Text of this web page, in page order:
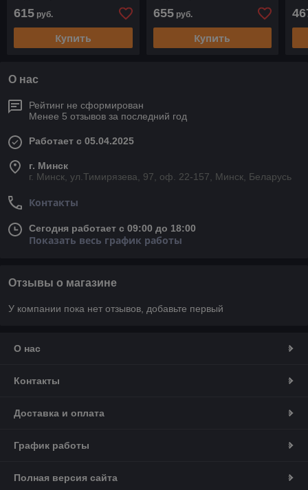
615 руб.
Купить
655руб.
Купить
О нас
Рейтинг не сформирован
Менее 5 отзывов за последний год
Работает с 05.04.2025
г. Минск
г. Минск, ул.Тимирязева, 97, оф. 22-157, Минск, Беларусь
Контакты
Сегодня работает с 09:00 до 18:00
Показать весь график работы
Отзывы о магазине
У компании пока нет отзывов, добавьте первый
О нас
Контакты
Доставка и оплата
График работы
Полная версия сайта